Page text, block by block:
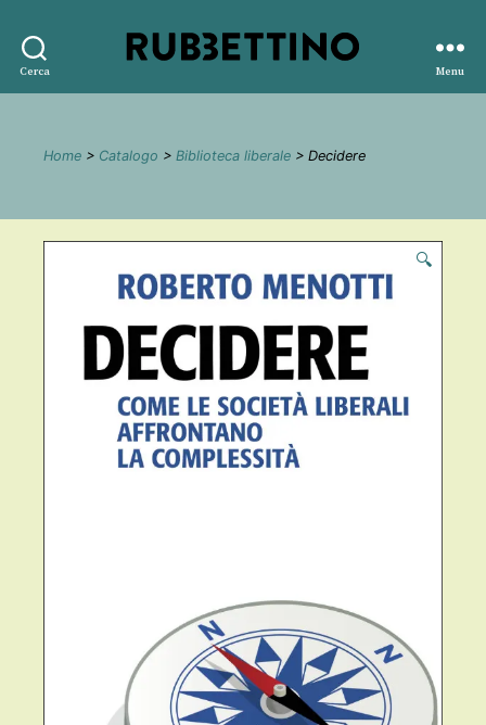
Cerca
editore
Menu
Home > Catalogo > Biblioteca liberale > Decidere
🔍